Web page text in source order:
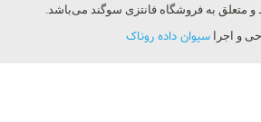
متعلق به فروشگاه فانتزی سوگند می‌باشد.
و اجراسیوان داده روناک